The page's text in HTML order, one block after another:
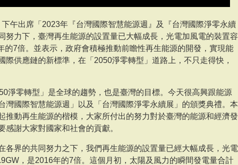
午出席「2023年『台灣國際智慧能源週』及『台灣國際淨零永續
努力下，臺灣再生能源的設置量已大幅成長，光電加風電的裝置容
的7倍。並表示，政府會積極推動前瞻性再生能源的開發，實現能
際供應鏈的新標準，在「2050淨零轉型」道路上，不只走得快，
淨零轉型」是全球的趨勢，也是臺灣的目標。今天很高興跟能源
灣國際智慧能源週」以及「台灣國際淨零永續展」的頒獎典禮。本
推動再生能源的楷模，大家所付出的努力對於臺灣的能源和經濟發
感謝大家對國家和社會的貢獻。
各界的共同努力之下，我們再生能源的設置量已經大幅成長，光電
，是2016年的7倍。這個月初，太陽及風力的瞬間發電量合計